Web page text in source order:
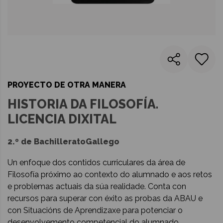
PROYECTO DE OTRA MANERA
HISTORIA DA FILOSOFÍA.
LICENCIA DIXITAL
2.º de BachilleratoGallego
Un enfoque dos contidos curriculares da área de
Filosofía próximo ao contexto do alumnado e aos retos
e problemas actuais da súa realidade. Conta con
recursos para superar con éxito as probas da ABAU e
con Situacións de Aprendizaxe para potenciar o